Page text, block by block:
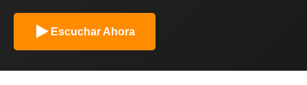
Escuchar Ahora